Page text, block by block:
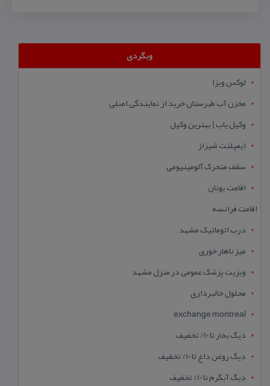
وبگردی
لوکس ویزا
مخزن آب طبرستان خرید از نمایندگی اصلی
وکیل یاب | بهترین وکیل
ایمپلنت شیراز
سقف متحرک آلومینیومی
اقامت یونان
اقامت فرانسه
درب اتوماتیک مشهد
میز ناهار خوری
ویزیت پزشک عمومی در منزل مشهد
محلول خالبرداری
exchange montreal
دیگ بخار تا 10% تخفیف
دیگ روغن داغ تا 10% تخفیف
دیگ آبگرم تا 10% تخفیف